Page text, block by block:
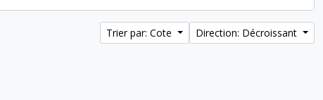
Trier par: Cote Direction: Décroissant